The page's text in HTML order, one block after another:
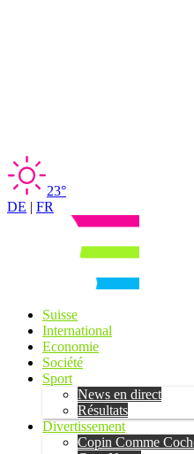
23°
DE | FR
Suisse
International
Economie
Société
Sport
News en direct
Résultats
Divertissement
Copin Comme